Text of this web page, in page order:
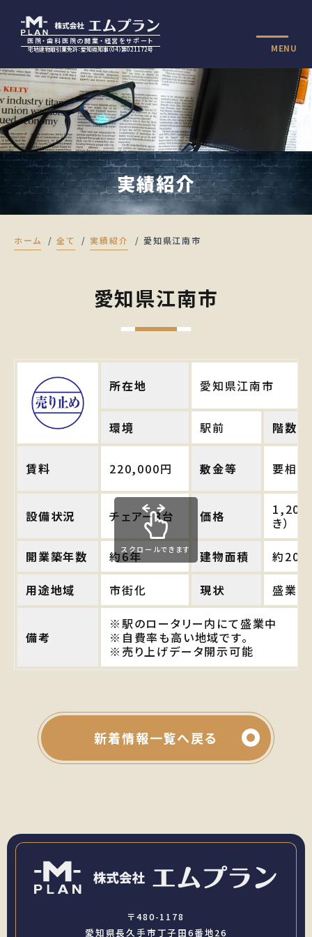
医院・歯科医院の開業・経営をサポート
宅地建物取引業免許：愛知県知事（04）第021172号 MENU
実績紹介
ホーム 全て 実績紹介 愛知県江南市
愛知県江南市
所在地 愛知県江南市
環境 駅前 階数
賃料 220,000円 敷金等 要相談
設備状況 チェアー3台 価格
1,200
き）
開業築年数
約6年 建物面積
約20坪
用途地域
市街化 現状 盛業中
備考
※駅のロータリー内にて盛業中
※自費率も高い地域です。
※売り上げデータ開示可能
スクロールできます
新着情報一覧へ戻る
〒480-1178
愛知県長久手市丁子田6番地26